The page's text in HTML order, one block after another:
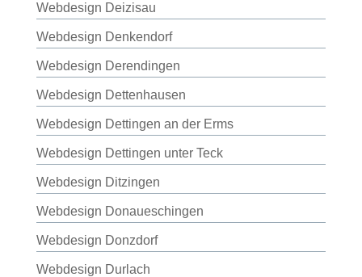
Webdesign Deizisau
Webdesign Denkendorf
Webdesign Derendingen
Webdesign Dettenhausen
Webdesign Dettingen an der Erms
Webdesign Dettingen unter Teck
Webdesign Ditzingen
Webdesign Donaueschingen
Webdesign Donzdorf
Webdesign Durlach